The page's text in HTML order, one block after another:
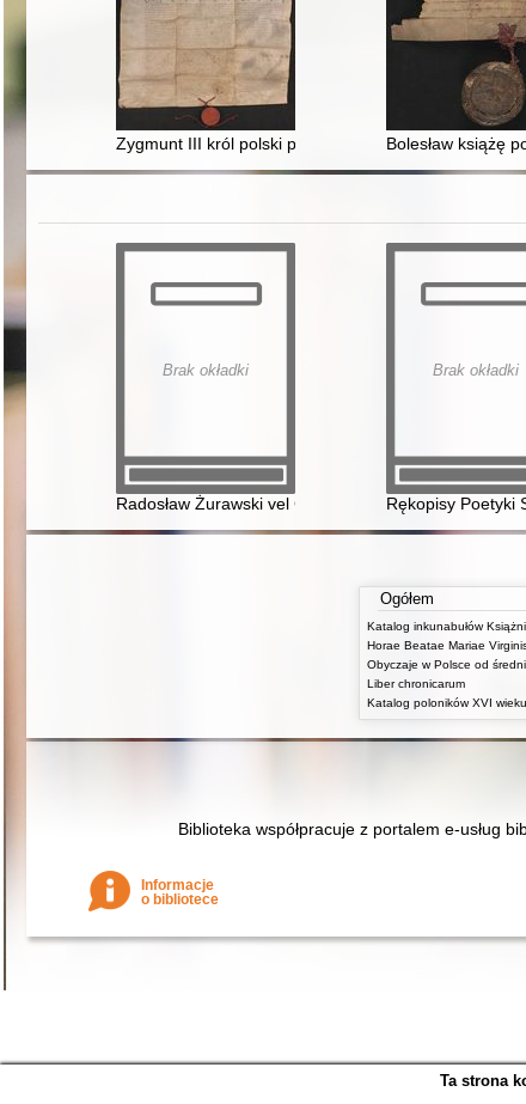
Zygmunt III król polski powtarza i zatwierdza wypis z
Bolesław książę
Brak okładki
Radosław Żurawski vel Grajewski Wielka Brytania w
Brak okładki
Rękopisy Poetyki
Ogółem
Liber chronicarum
Biblioteka współpracuje z portalem e-usług
Informacje
o bibliotece
Ta strona